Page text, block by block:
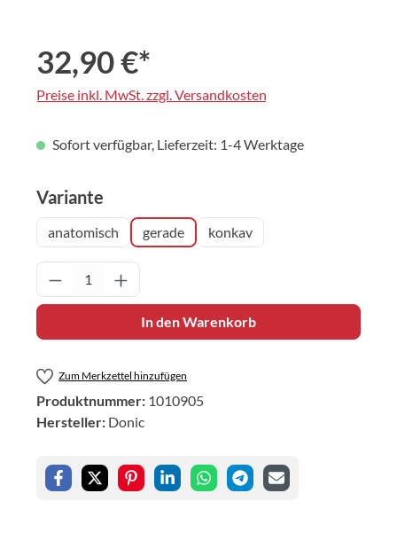
32,90 €*
Preise inkl. MwSt. zzgl. Versandkosten
Sofort verfügbar, Lieferzeit: 1-4 Werktage
Variante
anatomisch gerade konkav
Produkt Anzahl: Gib den gewünschten
In den Warenkorb
Zum Merkzettel hinzufügen
Produktnummer: 1010905
Hersteller: Donic